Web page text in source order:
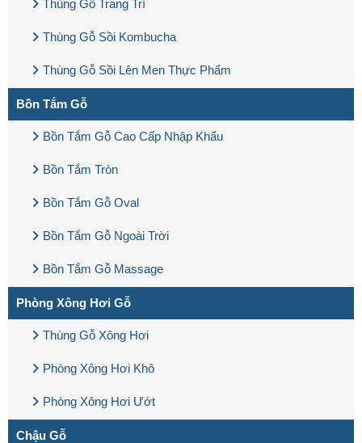
Thùng Gỗ Trang Trí
Thùng Gỗ Sồi Kombucha
Thùng Gỗ Sồi Lên Men Thực Phẩm
Bồn Tắm Gỗ
Bồn Tắm Gỗ Cao Cấp Nhập Khẩu
Bồn Tắm Tròn
Bồn Tắm Gỗ Oval
Bồn Tắm Gỗ Ngoài Trời
Bồn Tắm Gỗ Massage
Phòng Xông Hơi Gỗ
Thùng Gỗ Xông Hơi
Phòng Xông Hơi Khô
Phòng Xông Hơi Ướt
Chậu Gỗ